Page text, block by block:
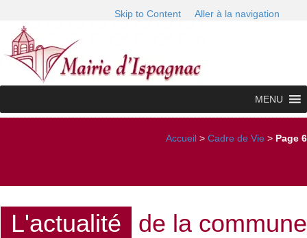
Skip to Content Aller à la navigation
MENU
Accueil > Cadre de Vie > Page 6
L'actualité de la commune